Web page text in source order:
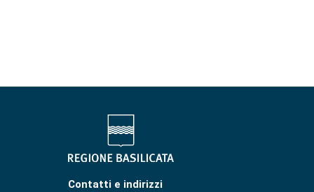
Contatti e indirizzi